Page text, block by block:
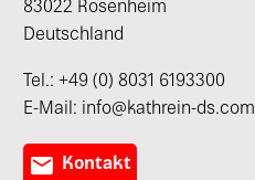
83022 Rosenheim
Deutschland
Tel.: +49 (0) 8031 6193300
E-Mail: info@kathrein-ds.com
 Kontakt